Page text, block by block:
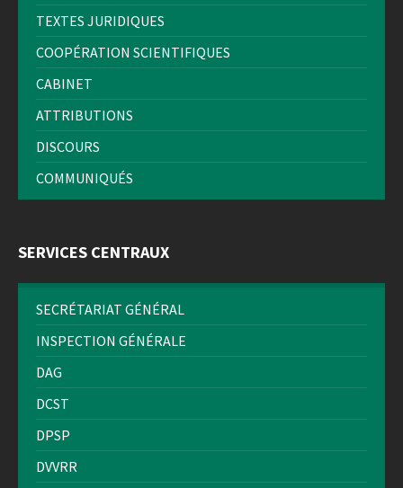
TEXTES JURIDIQUES
COOPÉRATION SCIENTIFIQUES
CABINET
ATTRIBUTIONS
DISCOURS
COMMUNIQUÉS
SERVICES CENTRAUX
SECRÉTARIAT GÉNÉRAL
INSPECTION GÉNÉRALE
DAG
DCST
DPSP
DVVRR